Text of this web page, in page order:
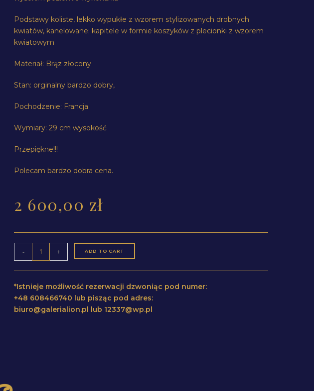
Podstawy koliste, lekko wypukłe z wzorem stylizowanych drobnych
kwiatów, kanelowane; kapitele w formie koszyków z plecionki z wzorem
kwiatowym
Materiał: Brąz złocony
Stan: orginalny bardzo dobry,
Pochodzenie: Francja
Wymiary: 29 cm wysokość
Przepiękne!!!
Polecam bardzo dobra cena.
2 600,00 zł
- + ADD TO CART
*Istnieje możliwość rezerwacji dzwoniąc pod numer:
+48 608466740 lub pisząc pod adres:
biuro@galerialion.pl lub 12337@wp.pl